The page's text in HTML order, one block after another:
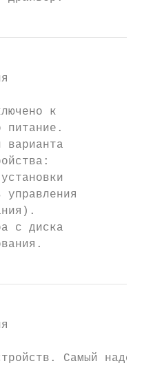
к
питание.
варианта
управления
с диска
Самый